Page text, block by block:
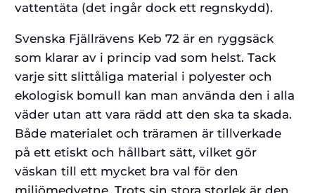
vattentäta (det ingår dock ett regnskydd).
Svenska Fjällrävens Keb 72 är en ryggsäck
som klarar av i princip vad som helst. Tack
varje sitt slittåliga material i polyester och
ekologisk bomull kan man använda den i alla
väder utan att vara rädd att den ska ta skada.
Både materialet och träramen är tillverkade
på ett etiskt och hållbart sätt, vilket gör
väskan till ett mycket bra val för den